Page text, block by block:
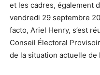
et les cadres, également
vendredi 29 septembre
facto, Ariel Henry, s’est
Conseil Électoral
de la situation actuelle de